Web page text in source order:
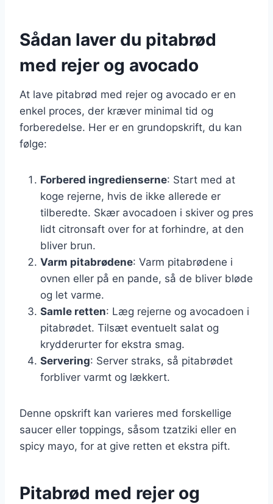
Sådan laver du pitabrød
med rejer og avocado
At lave pitabrød med rejer og avocado er en
enkel proces, der kræver minimal tid og
forberedelse. Her er en grundopskrift, du kan
følge:
Forbered ingredienserne: Start med at
koge rejerne, hvis de ikke allerede er
tilberedte. Skær avocadoen i skiver og pres
lidt citronsaft over for at forhindre, at den
bliver brun.
Varm pitabrødene: Varm pitabrødene i
ovnen eller på en pande, så de bliver bløde
og let varme.
Samle retten: Læg rejerne og avocadoen i
pitabrødet. Tilsæt eventuelt salat og
krydderurter for ekstra smag.
Servering: Server straks, så pitabrødet
forbliver varmt og lækkert.
Denne opskrift kan varieres med forskellige
saucer eller toppings, såsom tzatziki eller en
spicy mayo, for at give retten et ekstra pift.
Pitabrød med rejer og